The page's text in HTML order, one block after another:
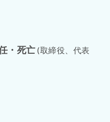
・死亡 (取締役、代表